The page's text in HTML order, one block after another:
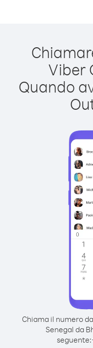
Viber
Quando
Chiama il numero
Senegal da
seguente: